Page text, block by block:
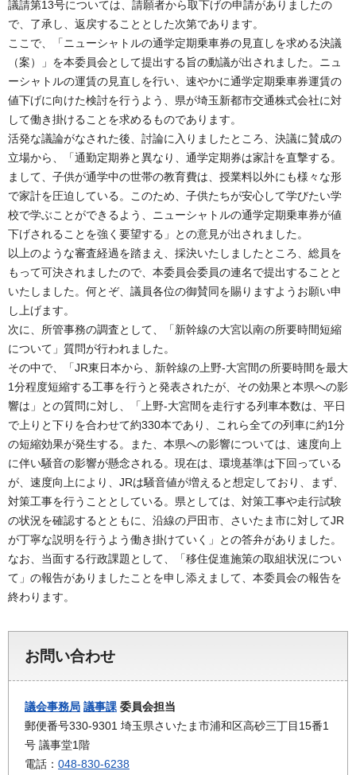
議請第13号については、請願者から取下げの申請がありましたの
で、了承し、返戻することとした次第であります。
ここで、「ニューシャトルの通学定期乗車券の見直しを求める決議
（案）」を本委員会として提出する旨の動議が出されました。ニュ
ーシャトルの運賃の見直しを行い、速やかに通学定期乗車券運賃の
値下げに向けた検討を行うよう、県が埼玉新都市交通株式会社に対
して働き掛けることを求めるものであります。
活発な議論がなされた後、討論に入りましたところ、決議に賛成の
立場から、「通勤定期券と異なり、通学定期券は家計を直撃する。
まして、子供が通学中の世帯の教育費は、授業料以外にも様々な形
で家計を圧迫している。このため、子供たちが安心して学びたい学
校で学ぶことができるよう、ニューシャトルの通学定期乗車券が値
下げされることを強く要望する」との意見が出されました。
以上のような審査経過を踏まえ、採決いたしましたところ、総員を
もって可決されましたので、本委員会委員の連名で提出することと
いたしました。何とぞ、議員各位の御賛同を賜りますようお願い申
し上げます。
次に、所管事務の調査として、「新幹線の大宮以南の所要時間短縮
について」質問が行われました。
その中で、「JR東日本から、新幹線の上野-大宮間の所要時間を最大
1分程度短縮する工事を行うと発表されたが、その効果と本県への影
響は」との質問に対し、「上野-大宮間を走行する列車本数は、平日
で上りと下りを合わせて約330本であり、これら全ての列車に約1分
の短縮効果が発生する。また、本県への影響については、速度向上
に伴い騒音の影響が懸念される。現在は、環境基準は下回っている
が、速度向上により、JRは騒音値が増えると想定しており、まず、
対策工事を行うこととしている。県としては、対策工事や走行試験
の状況を確認するとともに、沿線の戸田市、さいたま市に対してJR
が丁寧な説明を行うよう働き掛けていく」との答弁がありました。
なお、当面する行政課題として、「移住促進施策の取組状況につい
て」の報告がありましたことを申し添えまして、本委員会の報告を
終わります。
お問い合わせ
議会事務局 議事課 委員会担当
郵便番号330-9301 埼玉県さいたま市浦和区高砂三丁目15番1
号 議事堂1階
電話： 048-830-6238